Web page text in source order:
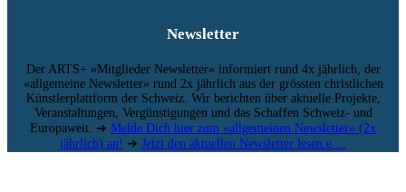
Newsletter
Der ARTS+ «Mitglieder Newsletter» informiert rund 4x jährlich, der
«allgemeine Newsletter» rund 2x jährlich aus der grössten christlichen
Künstlerplattform der Schweiz. Wir berichten über aktuelle Projekte,
Veranstaltungen, Vergünstigungen und das Schaffen Schweiz- und
Europaweit. ➔ Melde Dich hier zum «allgemeinen Newsletter» (2x
jährlich) an! ➔ Jetzt den aktuellen Newsletter lesen.e ...